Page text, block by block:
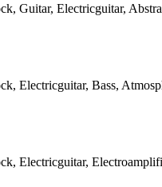
Guitar, Electricguitar,
Electricguitar, Bass,
Electricguitar,